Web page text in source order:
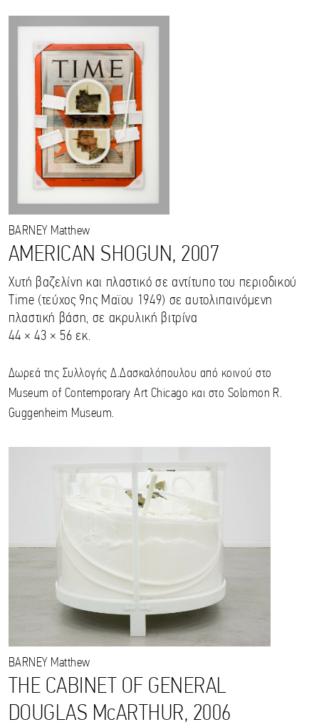
BARNEY Matthew
AMERICAN SHOGUN, 2007
Χυτή βαζελίνη και πλαστικό σε αντίτυπο του περιoδικού
Time (τεύχος 9ης Μαϊου 1949) σε αυτολιπαινόμενη
πλαστική βάση, σε ακρυλική βιτρίνα
44 × 43 × 56 εκ.
Δωρεά της Συλλογής Δ.Δασκαλόπουλου από κοινού στο
Museum of Contemporary Art Chicago και στο Solomon R.
Guggenheim Museum.
BARNEY Matthew
THE CABINET OF GENERAL
DOUGLAS McARTHUR, 2006